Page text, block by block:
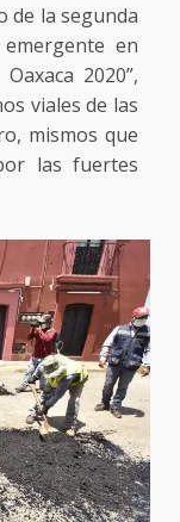
de la segunda
en
2020”,
viales de las
mismos que
las fuertes